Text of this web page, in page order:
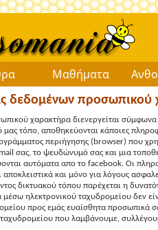
Μαθήματα
δεδομένων προσωπικού
χαρακτήρα διενεργείται
μας τόπο, αποθηκεύονται κάποιες
περιήγησης (browser) που
σας, το ψευδώνυμό σας και μια
αυτόματα απο το facebook. Οι
και μόνο για λόγους
δικτυακού τόπου παρέχεται η
μέσω ηλεκτρονικού ταχυδρομείου δεν
προς εμάς ευαίσθητα προσωπικά
που λαμβάνουμε,